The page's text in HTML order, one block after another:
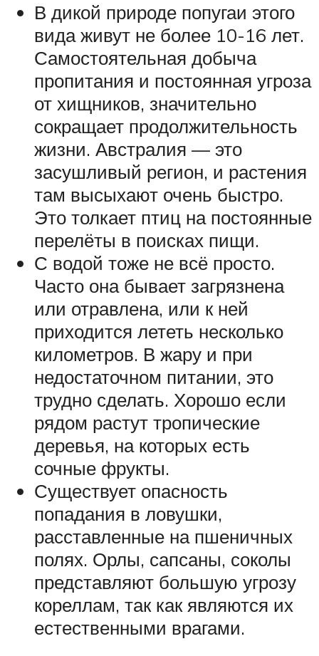
В дикой природе попугаи этого
вида живут не более 10-16 лет.
Самостоятельная добыча
пропитания и постоянная угроза
от хищников, значительно
сокращает продолжительность
жизни. Австралия — это
засушливый регион, и растения
там высыхают очень быстро.
Это толкает птиц на постоянные
перелёты в поисках пищи.
С водой тоже не всё просто.
Часто она бывает загрязнена
или отравлена, или к ней
приходится лететь несколько
километров. В жару и при
недостаточном питании, это
трудно сделать. Хорошо если
рядом растут тропические
деревья, на которых есть
сочные фрукты.
Существует опасность
попадания в ловушки,
расставленные на пшеничных
полях. Орлы, сапсаны, соколы
представляют большую угрозу
кореллам, так как являются их
естественными врагами.